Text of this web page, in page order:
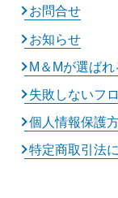
お問合せ
お知らせ
M＆Mが選ば
失敗しないフ
個人情報保護
特定商取引法